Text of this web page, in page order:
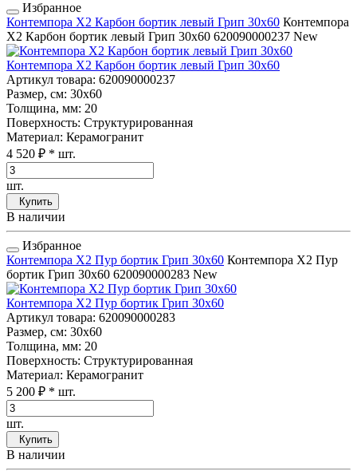
Избранное
Контемпора Х2 Карбон бортик левый Грип 30x60 Контемпора
Х2 Карбон бортик левый Грип 30x60 620090000237 New
Контемпора Х2 Карбон бортик левый Грип 30x60
Артикул товара: 620090000237
Размер, см: 30x60
Толщина, мм: 20
Поверхность: Структурированная
Материал: Керамогранит
4 520 ₽ * шт.
шт.
Купить
В наличии
Избранное
Контемпора Х2 Пур бортик Грип 30x60 Контемпора Х2 Пур
бортик Грип 30x60 620090000283 New
Контемпора Х2 Пур бортик Грип 30x60
Артикул товара: 620090000283
Размер, см: 30x60
Толщина, мм: 20
Поверхность: Структурированная
Материал: Керамогранит
5 200 ₽ * шт.
шт.
Купить
В наличии